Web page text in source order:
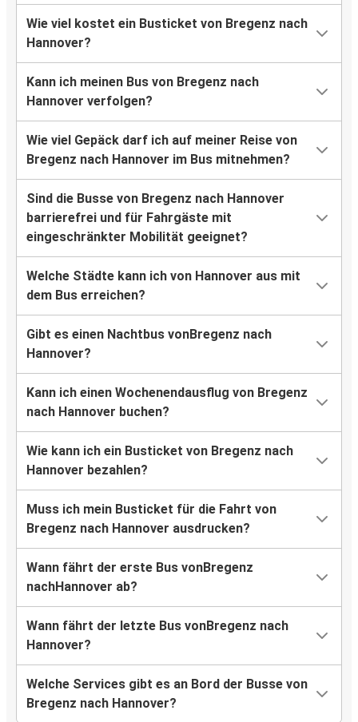
Wie viel kostet ein Busticket von Bregenz nach
Hannover?
Kann ich meinen Bus von Bregenz nach
Hannover verfolgen?
Wie viel Gepäck darf ich auf meiner Reise von
Bregenz nach Hannover im Bus mitnehmen?
Sind die Busse von Bregenz nach Hannover
barrierefrei und für Fahrgäste mit
eingeschränkter Mobilität geeignet?
Welche Städte kann ich von Hannover aus mit
dem Bus erreichen?
Gibt es einen Nachtbus vonBregenz nach
Hannover?
Kann ich einen Wochenendausflug von Bregenz
nach Hannover buchen?
Wie kann ich ein Busticket von Bregenz nach
Hannover bezahlen?
Muss ich mein Busticket für die Fahrt von
Bregenz nach Hannover ausdrucken?
Wann fährt der erste Bus vonBregenz
nachHannover ab?
Wann fährt der letzte Bus vonBregenz nach
Hannover?
Welche Services gibt es an Bord der Busse von
Bregenz nach Hannover?